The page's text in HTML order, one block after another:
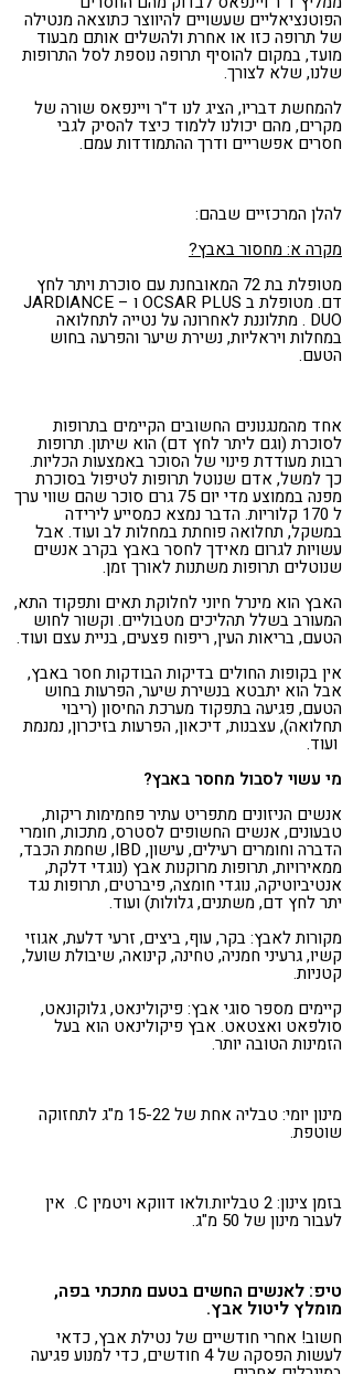
הפוטנציאליים שעשויים להיווצר כתוצאה מנטילה
של תרופה כזו או אחרת ולהשלים אותם מבעוד
מועד, במקום להוסיף תרופה נוספת לסל התרופות
שלנו, שלא לצורך.
להמחשת דבריו, הציג לנו ד"ר ויינפאס שורה של
מקרים, מהם יכולנו ללמוד כיצד להסיק לגבי
חסרים אפשריים ודרך ההתמודדות עמם.
להלן המרכזיים שבהם:
מקרה א: מחסור באבץ?
מטופלת בת 72 המאובחנת עם סוכרת ויתר לחץ
דם. מטופלת ב OCSAR PLUS ו – JARDIANCE
DUO . מתלוננת לאחרונה על נטייה לתחלואה
במחלות ויראליות, נשירת שיער והפרעה בחוש
הטעם.
אחד מהמנגנונים החשובים הקיימים בתרופות
לסוכרת (וגם ליתר לחץ דם) הוא שיתון. תרופות
רבות מעודדת פינוי של הסוכר באמצעות הכליות.
כך למשל, אדם שנוטל תרופות לטיפול בסוכרת
מפנה בממוצע מדי יום 75 גרם סוכר שהם שווי ערך
ל 170 קלוריות. הדבר נמצא כמסייע לירידה
במשקל, תחלואה פוחתת במחלות לב ועוד. אבל
עשויות לגרום מאידך לחסר באבץ בקרב אנשים
שנוטלים תרופות משתנות לאורך זמן.
האבץ הוא מינרל חיוני לחלוקת תאים ותפקוד התא,
המעורב בשלל תהליכים מטבוליים. וקשור לחוש
הטעם, בריאות העין, ריפוח פצעים, בניית עצם ועוד.
אין בקופות החולים בדיקות הבודקות חסר באבץ,
אבל הוא יתבטא בנשירת שיער, הפרעות בחוש
הטעם, פגיעה בתפקוד מערכת החיסון (ריבוי
תחלואה), עצבנות, דיכאון, הפרעות בזיכרון, נמנמת
ועוד.
מי עשוי לסבול מחסר באבץ?
אנשים הניזונים מתפריט עתיר פחמימות ריקות,
טבעונים, אנשים החשופים לסטרס, מתכות, חומרי
הדברה וחומרים רעילים, עישון, IBD, שחמת הכבד,
ממאירויות, תרופות מרוקנות אבץ (נוגדי דלקת,
אנטיביוטיקה, נוגדי חומצה, פיברטים, תרופות נגד
יתר לחץ דם, משתנים, גלולות) ועוד.
מקורות לאבץ: בקר, עוף, ביצים, זרעי דלעת, אגוזי
קשיו, גרעיני חמניה, טחינה, קינואה, שיבולת שועל,
קטניות.
קיימים מספר סוגי אבץ: פיקולינאט, גלוקונאט,
סולפאט ואצטאט. אבץ פיקולינאט הוא בעל
הזמינות הטובה יותר.
מינון יומי: טבליה אחת של 15-22 מ"ג לתחזוקה
שוטפת.
בזמן צינון: 2 טבליות.ולאו דווקא ויטמין C. אין
לעבור מינון של 50 מ"ג.
טיפ: לאנשים החשים בטעם מתכתי בפה,
מומלץ ליטול אבץ.
חשוב! אחרי חודשיים של נטילת אבץ, כדאי
לעשות הפסקה של 4 חודשים, כדי למנוע פגיעה